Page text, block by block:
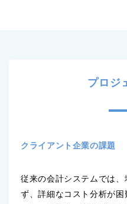
プロジ
クライアント企業の課題
従来の会計システムでは
ず、詳細なコスト分析が